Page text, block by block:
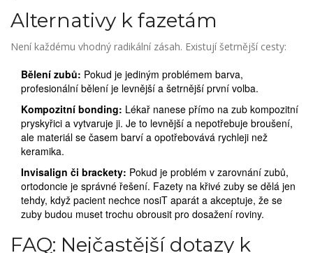
Alternativy k fazetám
Není každému vhodný radikální zásah. Existují šetrnější cesty:
Bělení zubů: Pokud je jediným problémem barva,
profesionální bělení je levnější a šetrnější první volba.
Kompozitní bonding: Lékař nanese přímo na zub kompozitní
pryskyřici a vytvaruje ji. Je to levnější a nepotřebuje broušení,
ale materiál se časem barví a opotřebovává rychleji než
keramika.
Invisalign či brackety: Pokud je problém v zarovnání zubů,
ortodoncie je správné řešení. Fazety na křivé zuby se dělá jen
tehdy, když pacient nechce nosiT aparát a akceptuje, že se
zuby budou muset trochu obrousit pro dosažení roviny.
FAQ: Nejčastější dotazy k